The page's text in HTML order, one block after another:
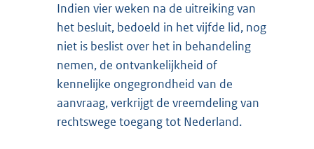
Indien vier weken na de uitreiking van
het besluit, bedoeld in het vijfde lid, nog
niet is beslist over het in behandeling
nemen, de ontvankelijkheid of
kennelijke ongegrondheid van de
aanvraag, verkrijgt de vreemdeling van
rechtswege toegang tot Nederland.